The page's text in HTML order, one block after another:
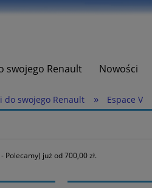
swojego Renault Nowości
do swojego Renault » Espace V
Polecamy) już od 700,00 zł.